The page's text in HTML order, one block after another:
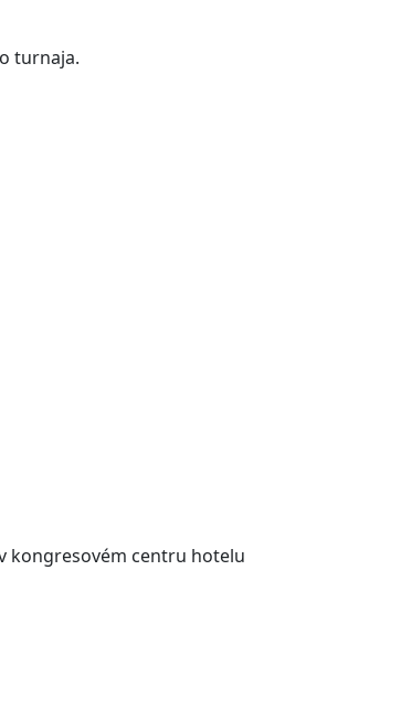
turnaja.
kongresovém centru hotelu